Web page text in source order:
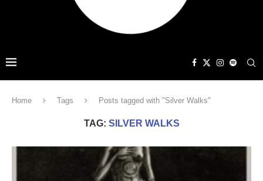
Home Tags Posts tagged with "Silver Walks"
TAG: SILVER WALKS